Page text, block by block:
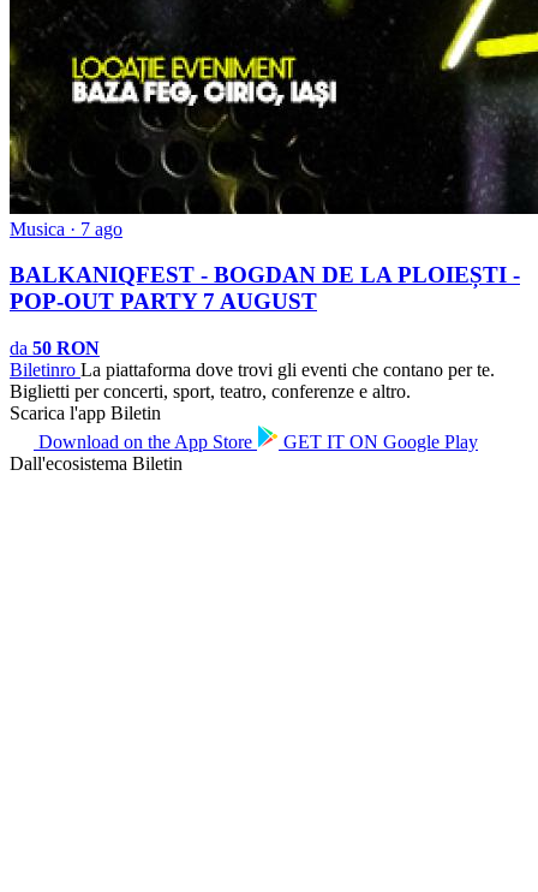
Musica · 7 ago
BALKANIQFEST - BOGDAN DE LA PLOIEȘTI -
POP-OUT PARTY 7 AUGUST
da 50 RON
Biletinro La piattaforma dove trovi gli eventi che contano per te.
Biglietti per concerti, sport, teatro, conferenze e altro.
Scarica l'app Biletin
Download on the App Store GET IT ON Google Play
Dall'ecosistema Biletin